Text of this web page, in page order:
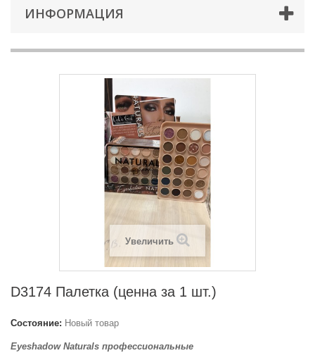
ИНФОРМАЦИЯ
Увеличить
D3174 Палетка (ценна за 1 шт.)
Состояние: Новый товар
Eyeshadow Naturals профессиональные